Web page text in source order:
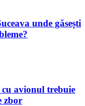
unde găsești
avionul trebuie
zbor